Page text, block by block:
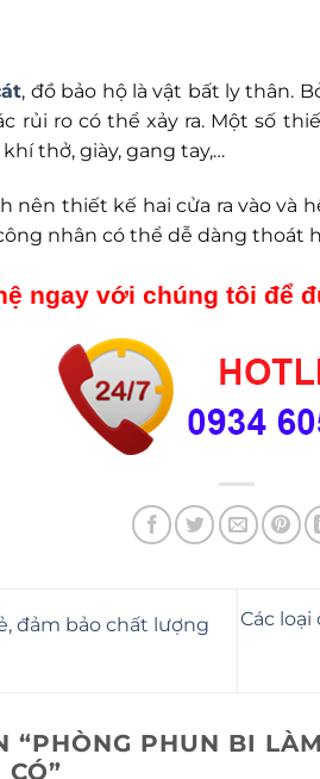
, đồ bảo hộ là vật bất ly thân.
rủi ro có thể xảy ra. Một số
thở, giày, gang tay,…
nên thiết kế hai cửa ra vào và
nhân có thể dễ dàng thoát
ngay với chúng tôi để
đảm bảo chất lượng
Các
“PHÒNG PHUN BI
CÓ”